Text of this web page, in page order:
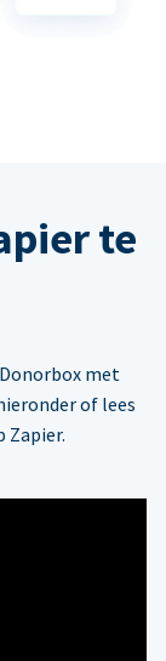
te
met
of lees
Zapier.